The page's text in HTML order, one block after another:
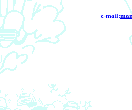
e-mail: